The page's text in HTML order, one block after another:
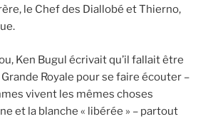
le Chef des Diallobé et Thierno,
Ken Bugul écrivait qu’il fallait être
Royale pour se faire écouter –
vivent les mêmes choses
et la blanche « libérée » – partout